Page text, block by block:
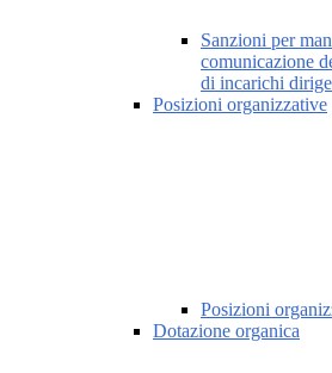
Sanzioni per
comunicazione
di incarichi
Posizioni organizzative
Posizioni
Dotazione organica